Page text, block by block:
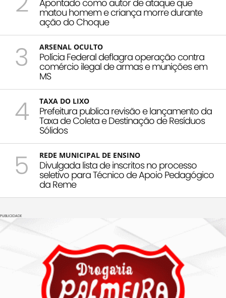
Apontado como autor de ataque que
matou homem e criança morre durante
ação do Choque
3 ARSENAL OCULTO
Polícia Federal deflagra operação contra
comércio ilegal de armas e munições em
MS
4 TAXA DO LIXO
Prefeitura publica revisão e lançamento da
Taxa de Coleta e Destinação de Resíduos
Sólidos
5 REDE MUNICIPAL DE ENSINO
Divulgada lista de inscritos no processo
seletivo para Técnico de Apoio Pedagógico
da Reme
PUBLICIDADE